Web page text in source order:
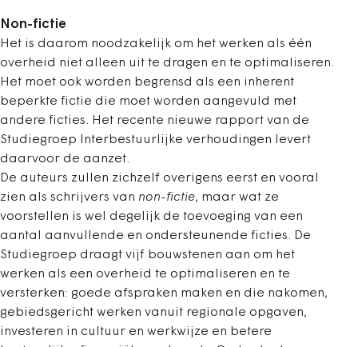
Non-fictie
Het is daarom noodzakelijk om het werken als één
overheid niet alleen uit te dragen en te optimaliseren.
Het moet ook worden begrensd als een inherent
beperkte fictie die moet worden aangevuld met
andere ficties. Het recente nieuwe rapport van de
Studiegroep Interbestuurlijke verhoudingen levert
daarvoor de aanzet.
De auteurs zullen zichzelf overigens eerst en vooral
zien als schrijvers van non-fictie, maar wat ze
voorstellen is wel degelijk de toevoeging van een
aantal aanvullende en ondersteunende ficties. De
Studiegroep draagt vijf bouwstenen aan om het
werken als een overheid te optimaliseren en te
versterken: goede afspraken maken en die nakomen,
gebiedsgericht werken vanuit regionale opgaven,
investeren in cultuur en werkwijze en betere